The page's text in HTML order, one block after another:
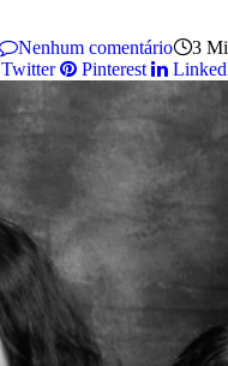
Nenhum comentário
3
Twitter Pinterest